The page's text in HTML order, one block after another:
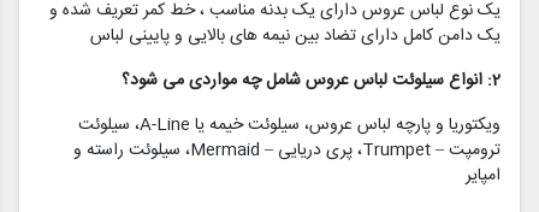
یک نوع لباس عروس دارای یک بدنه مناسب ، خط کمر تعریف شده و
یک دامن کامل دارای تضاد بین نیمه های بالایی و پایینی لباس
2: انواع سیلوئت لباس عروس شامل چه مواردی می شود؟
ویکتوریا و پارچه لباس عروس، سیلوئت خیمه یا A-Line، سیلوئت
ترومپت – Trumpet، پری دریایی – Mermaid، سیلوئت راسته و
امپایر